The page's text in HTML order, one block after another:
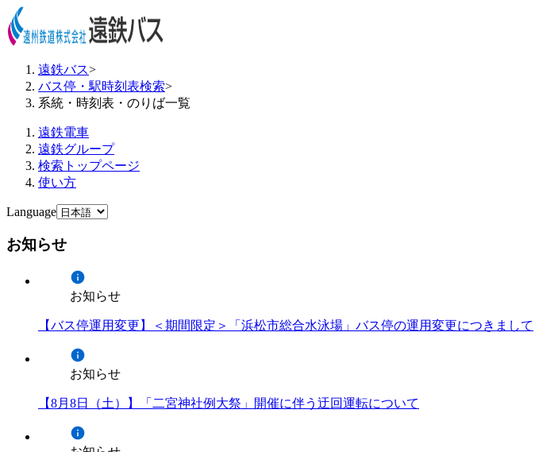
遠鉄バス>
バス停・駅時刻表検索>
系統・時刻表・のりば一覧
遠鉄電車
遠鉄グループ
検索トップページ
使い方
Language
お知らせ
お知らせ
【バス停運用変更】＜期間限定＞「浜松市総合水泳場」バス停の運用変更につきまして
お知らせ
【8月8日（土）】「二宮神社例大祭」開催に伴う迂回運転について